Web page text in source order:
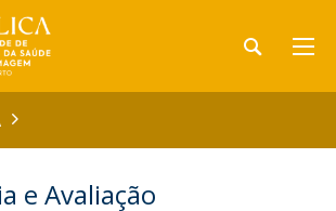
e Avaliação